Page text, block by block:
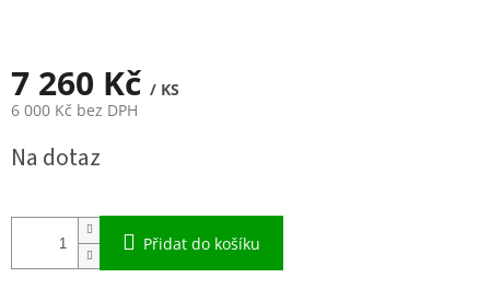
7 260 Kč / KS
6 000 Kč bez DPH
cena:
Na dotaz
Přidat do košíku